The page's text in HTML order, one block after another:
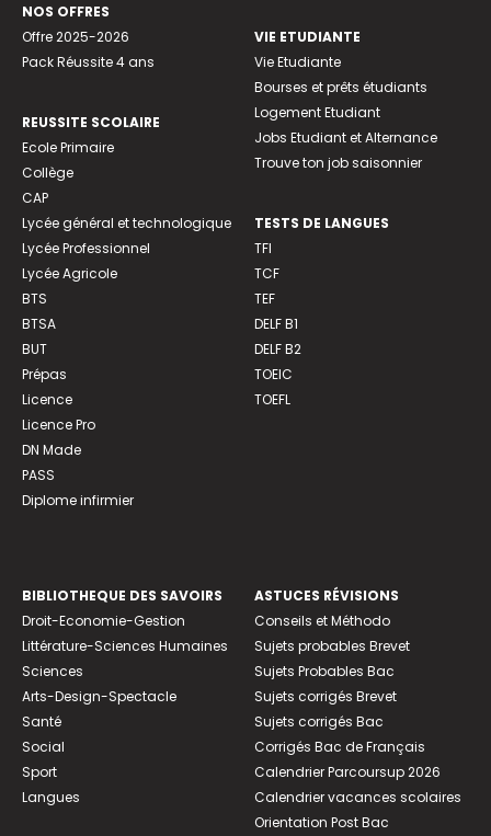
NOS OFFRES
Offre 2025-2026
Pack Réussite 4 ans
REUSSITE SCOLAIRE
Ecole Primaire
Collège
CAP
Lycée général et technologique
Lycée Professionnel
Lycée Agricole
BTS
BTSA
BUT
Prépas
Licence
Licence Pro
DN Made
PASS
Diplome infirmier
VIE ETUDIANTE
Vie Etudiante
Bourses et prêts étudiants
Logement Etudiant
Jobs Etudiant et Alternance
Trouve ton job saisonnier
TESTS DE LANGUES
TFI
TCF
TEF
DELF B1
DELF B2
TOEIC
TOEFL
BIBLIOTHEQUE DES SAVOIRS
Droit-Economie-Gestion
Littérature-Sciences Humaines
Sciences
Arts-Design-Spectacle
Santé
Social
Sport
Langues
ASTUCES RÉVISIONS
Conseils et Méthodo
Sujets probables Brevet
Sujets Probables Bac
Sujets corrigés Brevet
Sujets corrigés Bac
Corrigés Bac de Français
Calendrier Parcoursup 2026
Calendrier vacances scolaires
Orientation Post Bac